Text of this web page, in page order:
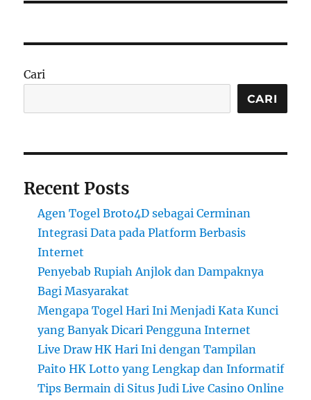
Cari
CARI
Recent Posts
Agen Togel Broto4D sebagai Cerminan
Integrasi Data pada Platform Berbasis
Internet
Penyebab Rupiah Anjlok dan Dampaknya
Bagi Masyarakat
Mengapa Togel Hari Ini Menjadi Kata Kunci
yang Banyak Dicari Pengguna Internet
Live Draw HK Hari Ini dengan Tampilan
Paito HK Lotto yang Lengkap dan Informatif
Tips Bermain di Situs Judi Live Casino Online